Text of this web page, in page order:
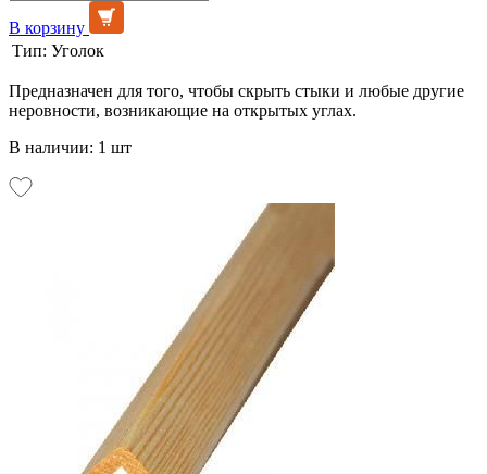
В корзину
Тип: Уголок
Предназначен для того, чтобы скрыть стыки и любые другие
неровности, возникающие на открытых углах.
В наличии: 1 шт